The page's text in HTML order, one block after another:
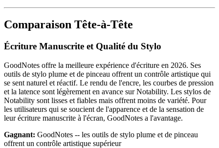
Comparaison Tête-à-Tête
Écriture Manuscrite et Qualité du Stylo
GoodNotes offre la meilleure expérience d'écriture en 2026. Ses
outils de stylo plume et de pinceau offrent un contrôle artistique qui
se sent naturel et réactif. Le rendu de l'encre, les courbes de pression
et la latence sont légèrement en avance sur Notability. Les stylos de
Notability sont lisses et fiables mais offrent moins de variété. Pour
les utilisateurs qui se soucient de l'apparence et de la sensation de
leur écriture manuscrite à l'écran, GoodNotes a l'avantage.
Gagnant: GoodNotes -- les outils de stylo plume et de pinceau
offrent un contrôle artistique supérieur